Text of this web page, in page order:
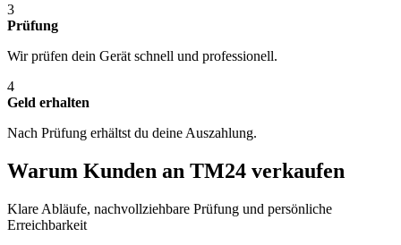
3
Prüfung
Wir prüfen dein Gerät schnell und professionell.
4
Geld erhalten
Nach Prüfung erhältst du deine Auszahlung.
Warum Kunden an TM24 verkaufen
Klare Abläufe, nachvollziehbare Prüfung und persönliche
Erreichbarkeit